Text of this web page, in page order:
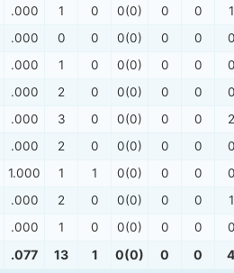
.000 1 0 0(0) 0 0 1
.000 0 0 0(0) 0 0 0
.000 1 0 0(0) 0 0 0
.000 2 0 0(0) 0 0 0
.000 3 0 0(0) 0 0 2
.000 2 0 0(0) 0 0 0
1.000 1 1 0(0) 0 0 0
.000 2 0 0(0) 0 0 1
.000 1 0 0(0) 0 0 0
.077 13 1 0(0) 0 0 4